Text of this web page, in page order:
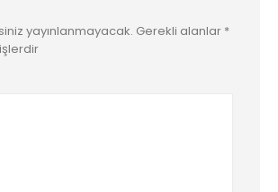
yayınlanmayacak. Gerekli alanlar *